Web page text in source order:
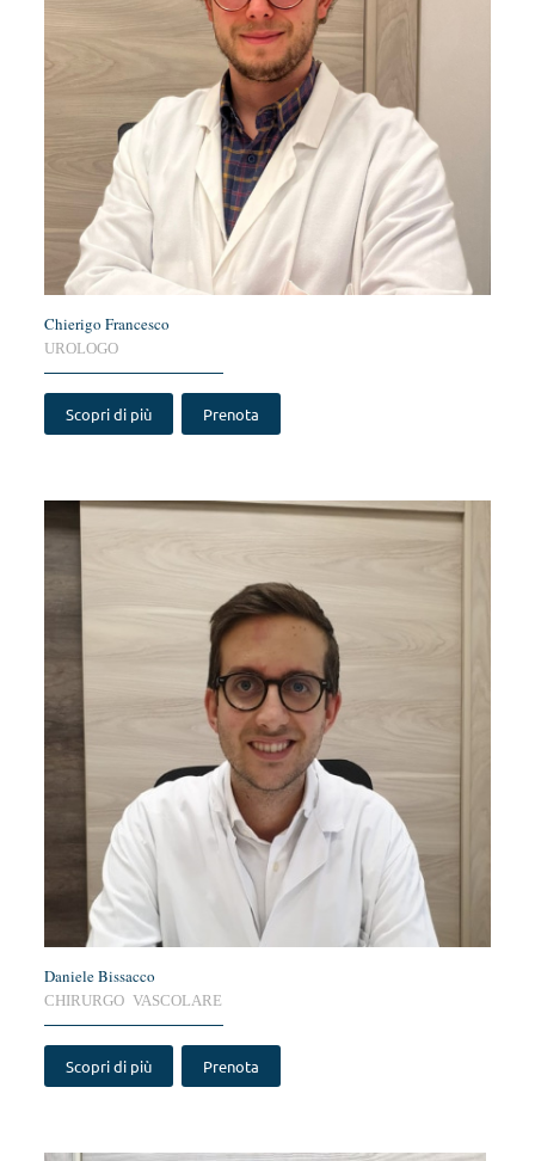
Chierigo Francesco
UROLOGO
Scopri di più Prenota
Daniele Bissacco
CHIRURGO VASCOLARE
Scopri di più Prenota